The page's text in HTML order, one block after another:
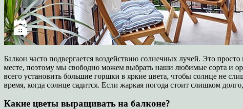
Балкон часто подвергается воздействию солнечных лучей. Это
месте, поэтому мы свободно можем выбрать наши любимые сорта и
всего установить большие горшки в яркие цвета, чтобы солнце не
время, когда солнце садится. Если жаркая погода стоит слишком
Какие цветы выращивать на балконе?